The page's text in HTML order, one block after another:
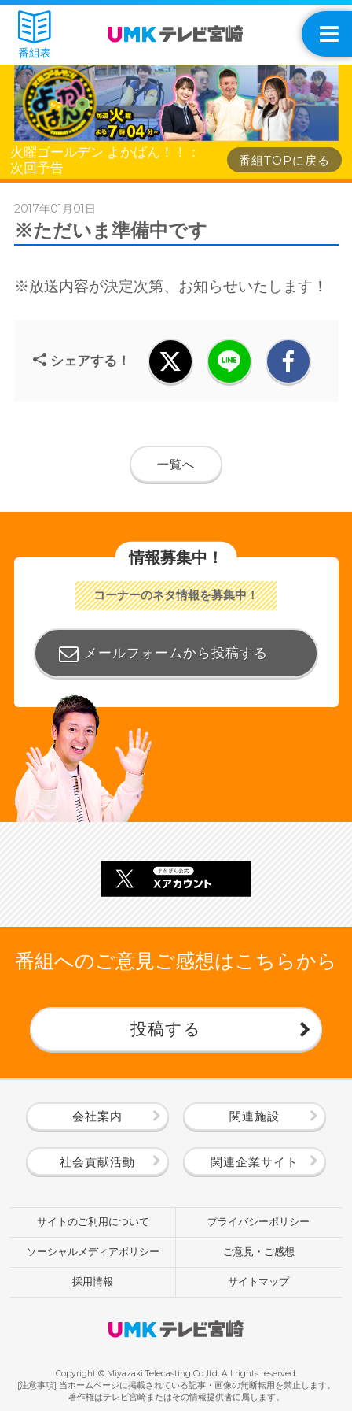
番組表
火曜ゴールデン よかばん！！：
次回予告
番組TOPに戻る
2017年01月01日
※ただいま準備中です
※放送内容が決定次第、お知らせいたします！
シェアする！
一覧へ
情報募集中！
コーナーのネタ情報を募集中！
メールフォームから投稿する
番組へのご意見ご感想はこちらから
投稿する
会社案内 関連施設
社会貢献活動 関連企業サイト
サイトのご利用について プライバシーポリシー
ソーシャルメディアポリシー ご意見・ご感想
採用情報 サイトマップ
Copyright © Miyazaki Telecasting Co.,ltd. All rights reserved.
[注意事項] 当ホームページに掲載されている記事・画像の無断転用を禁止します。
著作権はテレビ宮崎またはその情報提供者に属します。